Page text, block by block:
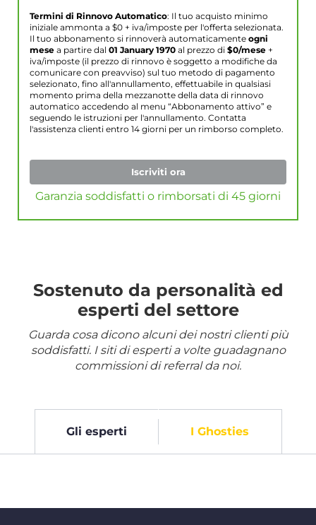
Termini di Rinnovo Automatico: Il tuo acquisto minimo
iniziale ammonta a $0 + iva/imposte per l'offerta selezionata.
Il tuo abbonamento si rinnoverà automaticamente ogni
mese a partire dal 01 January 1970 al prezzo di $0/mese +
iva/imposte (il prezzo di rinnovo è soggetto a modifiche da
comunicare con preavviso) sul tuo metodo di pagamento
selezionato, fino all'annullamento, effettuabile in qualsiasi
momento prima della mezzanotte della data di rinnovo
automatico accedendo al menu “Abbonamento attivo” e
seguendo le istruzioni per l'annullamento. Contatta
l'assistenza clienti entro 14 giorni per un rimborso completo.
Iscriviti ora
Garanzia soddisfatti o rimborsati di 45 giorni
Sostenuto da personalità ed
esperti del settore
Guarda cosa dicono alcuni dei nostri clienti più
soddisfatti. I siti di esperti a volte guadagnano
commissioni di referral da noi.
Gli esperti I Ghosties